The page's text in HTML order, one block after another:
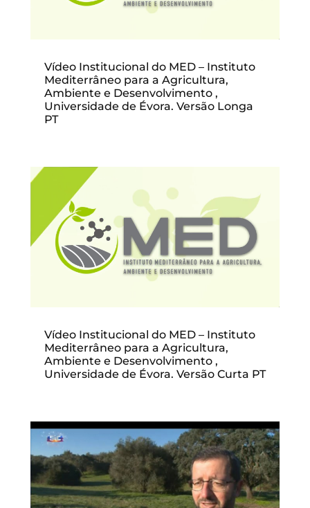
Vídeo Institucional do MED – Instituto
Mediterrâneo para a Agricultura,
Ambiente e Desenvolvimento ,
Universidade de Évora. Versão Longa
PT
Vídeo Institucional do MED – Instituto
Mediterrâneo para a Agricultura,
Ambiente e Desenvolvimento ,
Universidade de Évora. Versão Curta PT